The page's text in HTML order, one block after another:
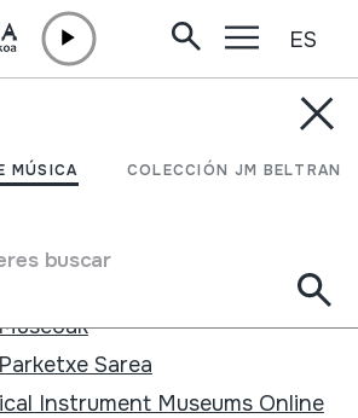
MÚSICA COLECCIÓN JM BELTRAN
buscar
ES
interés
Sarea
Instrument Museums Online